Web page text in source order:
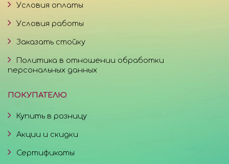
Условия оплаты
Условия работы
Заказать стойку
Политика в отношении обработки
персональных данных
ПОКУПАТЕЛЮ
Купить в розницу
Акции и скидки
Сертификаты